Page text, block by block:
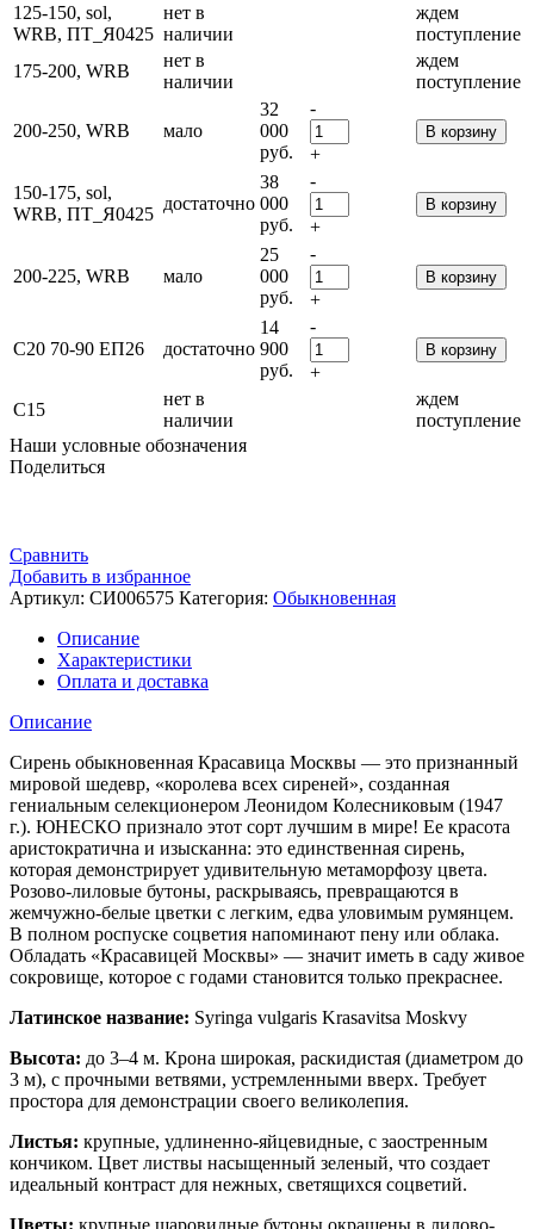
125-150, sol,
WRB, ПТ_Я0425
нет в
наличии
ждем
поступление
175-200, WRB
нет в
наличии
ждем
поступление
200-250, WRB мало
32
000
руб.
-
+
В корзину
150-175, sol,
WRB, ПТ_Я0425
достаточно
38
000
руб.
-
+
В корзину
200-225, WRB мало
25
000
руб.
-
+
В корзину
С20 70-90 ЕП26 достаточно
14
900
руб.
-
+
В корзину
С15
нет в
наличии
ждем
поступление
Наши условные обозначения
Поделиться
Сравнить
Добавить в избранное
Артикул: СИ006575 Категория: Обыкновенная
Описание
Характеристики
Оплата и доставка
Описание
Сирень обыкновенная Красавица Москвы — это признанный
мировой шедевр, «королева всех сиреней», созданная
гениальным селекционером Леонидом Колесниковым (1947
г.). ЮНЕСКО признало этот сорт лучшим в мире! Ее красота
аристократична и изысканна: это единственная сирень,
которая демонстрирует удивительную метаморфозу цвета.
Розово-лиловые бутоны, раскрываясь, превращаются в
жемчужно-белые цветки с легким, едва уловимым румянцем.
В полном роспуске соцветия напоминают пену или облака.
Обладать «Красавицей Москвы» — значит иметь в саду живое
сокровище, которое с годами становится только прекраснее.
Латинское название: Syringa vulgaris Krasavitsa Moskvy
Высота: до 3–4 м. Крона широкая, раскидистая (диаметром до
3 м), с прочными ветвями, устремленными вверх. Требует
простора для демонстрации своего великолепия.
Листья: крупные, удлиненно-яйцевидные, с заостренным
кончиком. Цвет листвы насыщенный зеленый, что создает
идеальный контраст для нежных, светящихся соцветий.
Цветы: крупные шаровидные бутоны окрашены в лилово-